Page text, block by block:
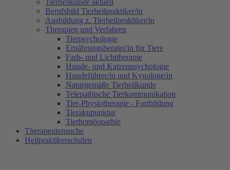
Tierheilkunde aktuell
Berufsbild Tierheilpraktiker/in
Ausbildung z. Tierheilpraktiker/in
Therapien und Verfahren
Tierpsychologie
Ernährungsberater/in für Tiere
Farb- und Lichttherapie
Hunde- und Katzenpsychologie
Hundeführer/in und Kynologe/in
Naturgemäße Tierheilkunde
Telepathische Tierkommunikation
Tier-Physiotherapie - Fortbildung
Tierakupunktur
Tierhomöopathie
Therapeutensuche
Heilpraktikerschulen